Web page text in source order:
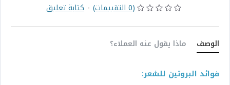
(0 التقييمات) - كتابة تعليق
الوصف ماذا يقول عنه العملاء؟
فوائد البروتين للشعر: